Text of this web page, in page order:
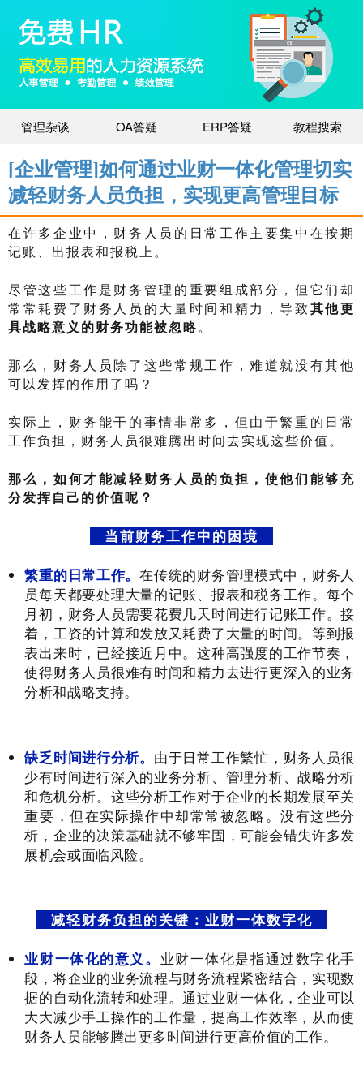
管理杂谈 OA答疑 ERP答疑 教程搜索
[企业管理]如何通过业财一体化管理切实
减轻财务人员负担，实现更高管理目标
在许多企业中，财务人员的日常工作主要集中在按期
记账、出报表和报税上。
尽管这些工作是财务管理的重要组成部分，但它们却
常常耗费了财务人员的大量时间和精力，导致其他更
具战略意义的财务功能被忽略。
那么，财务人员除了这些常规工作，难道就没有其他
可以发挥的作用了吗？
实际上，财务能干的事情非常多，但由于繁重的日常
工作负担，财务人员很难腾出时间去实现这些价值。
那么，如何才能减轻财务人员的负担，使他们能够充
分发挥自己的价值呢？
当前财务工作中的困境
繁重的日常工作。在传统的财务管理模式中，财务人
员每天都要处理大量的记账、报表和税务工作。每个
月初，财务人员需要花费几天时间进行记账工作。接
着，工资的计算和发放又耗费了大量的时间。等到报
表出来时，已经接近月中。这种高强度的工作节奏，
使得财务人员很难有时间和精力去进行更深入的业务
分析和战略支持。
缺乏时间进行分析。 由于日常工作繁忙，财务人员很
少有时间进行深入的业务分析、管理分析、战略分析
和危机分析。这些分析工作对于企业的长期发展至关
重要，但在实际操作中却常常被忽略。没有这些分
析，企业的决策基础就不够牢固，可能会错失许多发
展机会或面临风险。
减轻财务负担的关键：业财一体数字化
业财一体化的意义。 业财一体化是指通过数字化手
段，将企业的业务流程与财务流程紧密结合，实现数
据的自动化流转和处理。通过业财一体化，企业可以
大大减少手工操作的工作量，提高工作效率，从而使
财务人员能够腾出更多时间进行更高价值的工作。